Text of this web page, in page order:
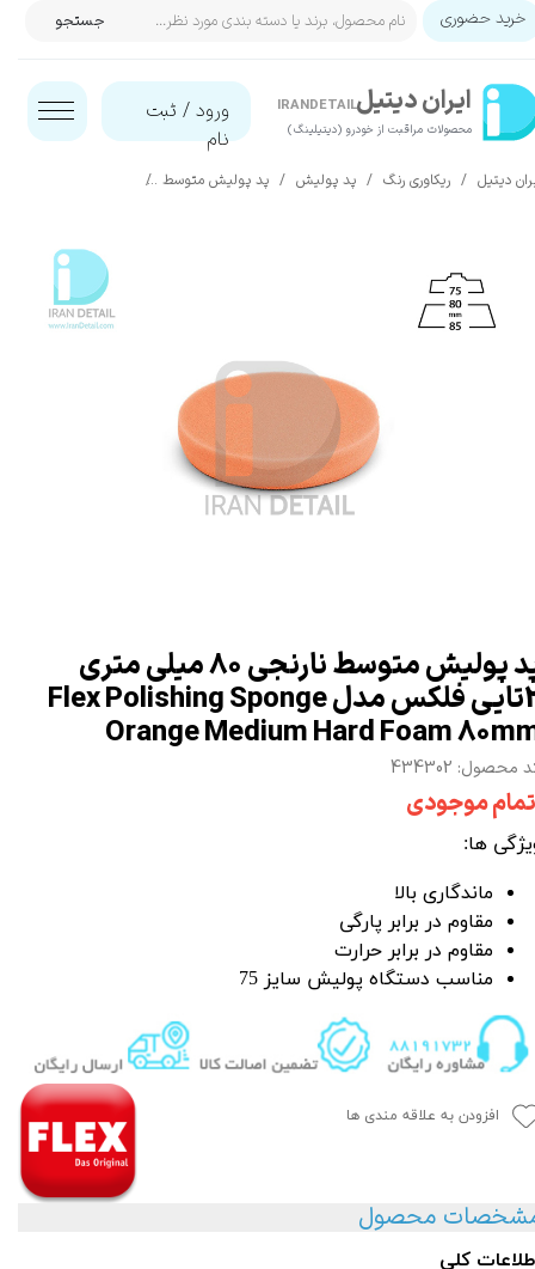
ایران‌ دیتیل
محصولات مراقبت از خودرو (دیتیلینگ)​​​​​​​
IRANDETAIL ورود / ثبت
نام
حساب کاربری من
تغییر گذر واژه
جستجو خرید حضوری
دیتیل ریکاوری رنگ پد پولیش پد پولیش متوسط
پد پولیش متوسط نارنجی 80 میلی متری
2تایی فلکس مدل Flex Polishing Sponge
Orange Medium Hard Foam
محصول: 434302
موجودی
ها:
ماندگاری بالا
مقاوم در برابر پارگی
مقاوم در برابر حرارت
مناسب دستگاه پولیش سایز 75
افزودن به علاقه مندی ها
محصول
کلی